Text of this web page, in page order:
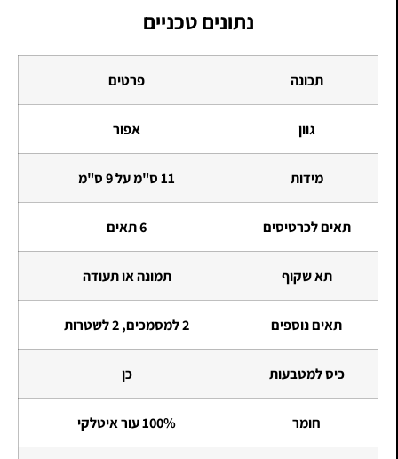
נתונים טכניים
תכונה פרטים
גוון אפור
מידות 11 ס"מ על 9 ס"מ
תאים לכרטיסים 6 תאים
תא שקוף תמונה או תעודה
תאים נוספים 2 למסמכים, 2 לשטרות
כיס למטבעות כן
חומר 100% עור איטלקי